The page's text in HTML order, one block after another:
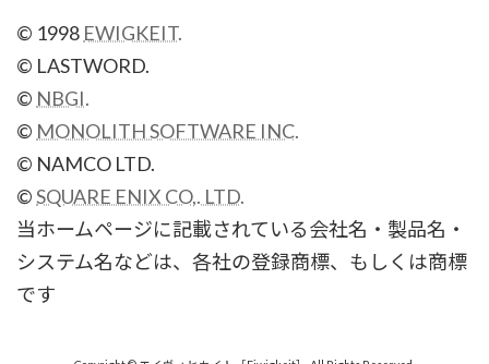
© 1998 EWIGKEIT.
© LASTWORD.
© NBGI.
© MONOLITH SOFTWARE INC.
© NAMCO LTD.
©SQUARE ENIX CO,. LTD.
当ホームページに記載されている会社名・製品名・
システム名などは、各社の登録商標、もしくは商標
です